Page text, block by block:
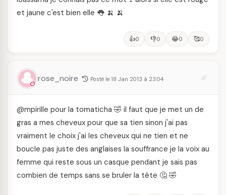
et jaune c'est bien elle 👅 🍌 🍌
👍0 👎0 😂0 🥰0
rose_noire Posté le 18 Jan 2013 à 23:04
@mpirille pour la tomaticha 🤣 il faut que je met un de
gras a mes cheveux pour que sa tien sinon j'ai pas
vraiment le choix j'ai les cheveux qui ne tien et ne
boucle pas juste des anglaises la souffrance je la voix au
femme qui reste sous un casque pendant je sais pas
combien de temps sans se bruler la tête 🤔 🤣